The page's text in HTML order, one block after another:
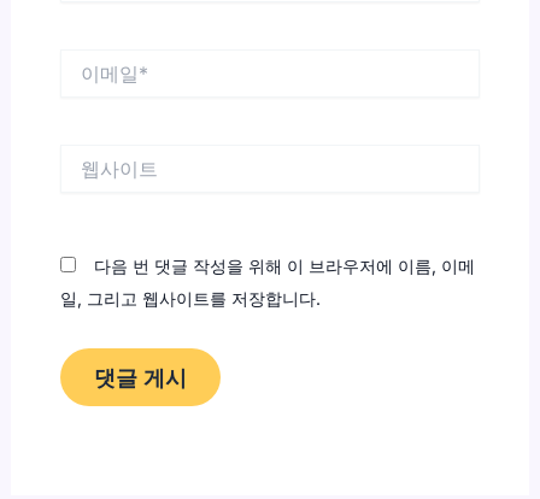
다음 번 댓글 작성을 위해 이 브라우저에 이름, 이메
일, 그리고 웹사이트를 저장합니다.